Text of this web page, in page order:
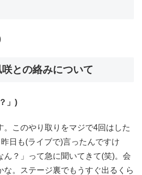
との絡みについて
」)
。このやり取りをマジで4回はした
日も(ライブで)言ったんですけ
ん？」って急に聞いてきて(笑)。会
な。ステージ裏でもうすぐ出るくら